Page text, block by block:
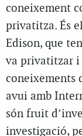
coneixement
privatitza. És
Edison, que
va privatitzar i
coneixements
avui amb
són fruit
investigació,